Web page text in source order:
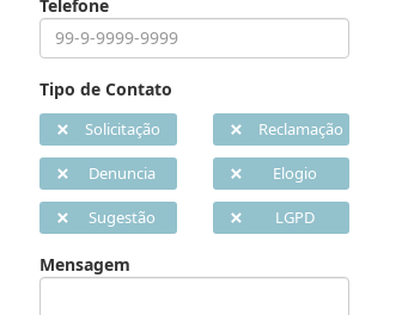
Telefone
Tipo de Contato
Solicitação Reclamação
Denuncia Elogio
Sugestão LGPD
Mensagem